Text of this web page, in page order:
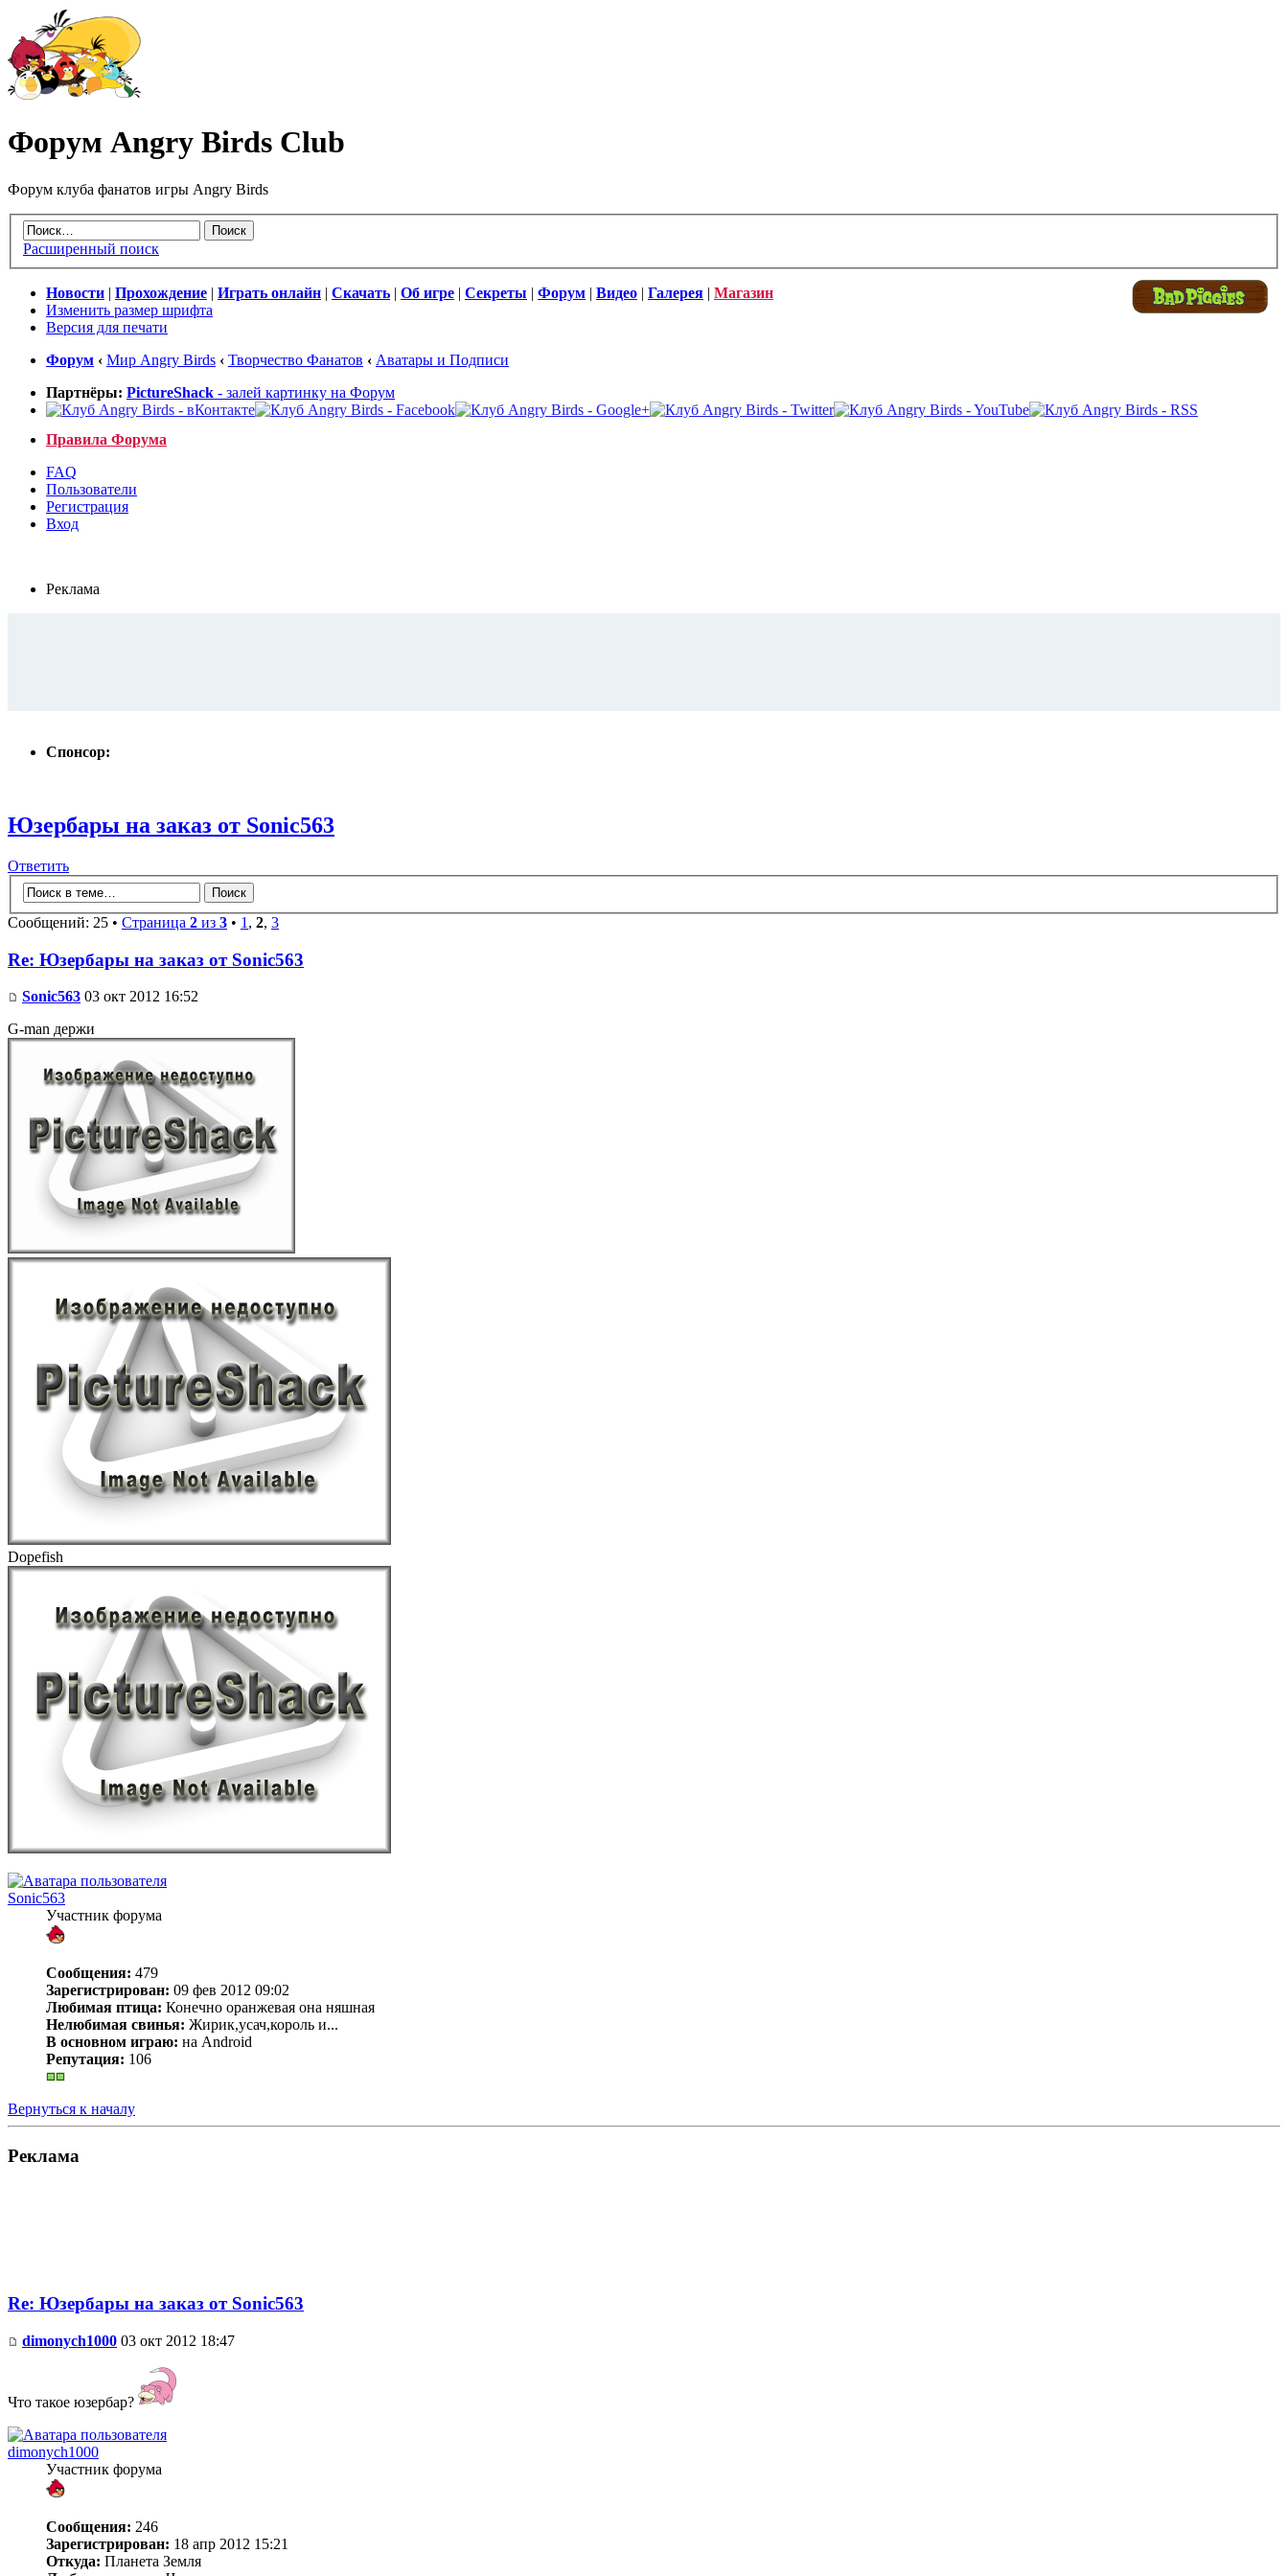
Форум Angry Birds Club
Форум клуба фанатов игры Angry Birds
Расширенный поиск
Новости Прохождение Играть онлайн Скачать Об игре Секреты Форум Видео Галерея
Магазин
Изменить размер шрифта
Версия для печати
Форум ‹ Мир Angry Birds ‹ Творчество Фанатов ‹ Аватары и Подписи
Партнёры: PictureShack - залей картинку на Форум
Правила Форума
FAQ
Пользователи
Регистрация
Вход
Реклама
Спонсор:
Юзербары на заказ от Sonic563
Ответить
Сообщений: 25 • Страница 2 из 3 • 1 , 2, 3
Re: Юзербары на заказ от Sonic563
Sonic563 03 окт 2012 16:52
G-man держи
Dopefish
Sonic563
Участник форума
Сообщения: 479
Зарегистрирован: 09 фев 2012 09:02
Любимая птица: Конечно оранжевая она няшная
Нелюбимая свинья: Жирик,усач,король и...
В основном играю: на Android
Репутация: 106
Вернуться к началу
Реклама
Re: Юзербары на заказ от Sonic563
dimonych1000 03 окт 2012 18:47
Что такое юзербар?
dimonych1000
Участник форума
Сообщения: 246
Зарегистрирован: 18 апр 2012 15:21
Откуда: Планета Земля